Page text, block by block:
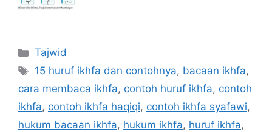
Categories
Tajwid
Tags
15 huruf ikhfa dan contohnya, bacaan ikhfa,
cara membaca ikhfa, contoh huruf ikhfa, contoh
ikhfa, contoh ikhfa haqiqi, contoh ikhfa syafawi,
hukum bacaan ikhfa, hukum ikhfa, huruf ikhfa,